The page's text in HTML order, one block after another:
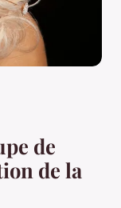
de
de la